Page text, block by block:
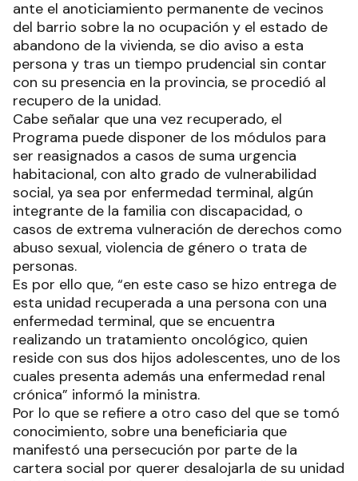
ante el anoticiamiento permanente de vecinos
del barrio sobre la no ocupación y el estado de
abandono de la vivienda, se dio aviso a esta
persona y tras un tiempo prudencial sin contar
con su presencia en la provincia, se procedió al
recupero de la unidad.
Cabe señalar que una vez recuperado, el
Programa puede disponer de los módulos para
ser reasignados a casos de suma urgencia
habitacional, con alto grado de vulnerabilidad
social, ya sea por enfermedad terminal, algún
integrante de la familia con discapacidad, o
casos de extrema vulneración de derechos como
abuso sexual, violencia de género o trata de
personas.
Es por ello que, “en este caso se hizo entrega de
esta unidad recuperada a una persona con una
enfermedad terminal, que se encuentra
realizando un tratamiento oncológico, quien
reside con sus dos hijos adolescentes, uno de los
cuales presenta además una enfermedad renal
crónica” informó la ministra.
Por lo que se refiere a otro caso del que se tomó
conocimiento, sobre una beneficiaria que
manifestó una persecución por parte de la
cartera social por querer desalojarla de su unidad